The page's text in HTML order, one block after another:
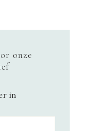
onze
in